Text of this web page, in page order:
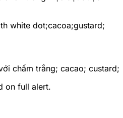
white dot;cacoa;gustard;
chấm trắng; cacao; custard;
on full alert.